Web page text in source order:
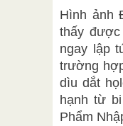
Hình ảnh
thấy
ngay lập
trường
dìu dắt
hạnh từ
Phẩm